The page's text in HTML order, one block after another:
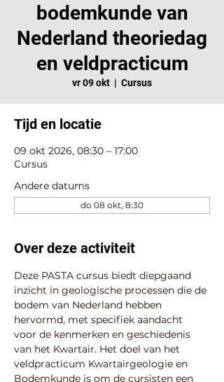
bodemkunde van
Nederland theoriedag
en veldpracticum
vr 09 okt
  |
Cursus
Tijd en locatie
09 okt 2026, 08:30 – 17:00
Cursus
Andere datums
do 08 okt, 8:30
Over deze activiteit
Deze PASTA cursus biedt diepgaand
inzicht in geologische processen die de
bodem van Nederland hebben
hervormd, met specifiek aandacht
voor de kenmerken en geschiedenis
van het Kwartair. Het doel van het
veldpracticum Kwartairgeologie en
Bodemkunde is om de cursisten een